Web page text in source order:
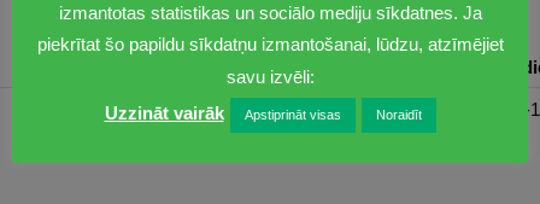
Trešdiena
08:00-17:00 08:00-17:00 08:00-17:00 08:00-
izmantotas statistikas un sociālo mediju sīkdatnes. Ja
piekrītat šo papildu sīkdatņu izmantošanai, lūdzu, atzīmējiet
savu izvēli:
Uzzināt vairāk
Apstiprināt visas Noraidīt